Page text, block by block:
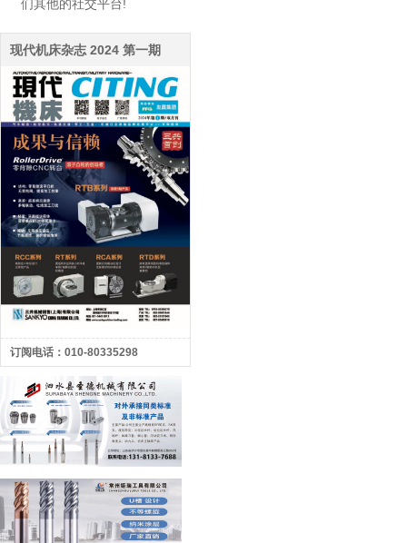
们其他的社交平台!
现代机床杂志 2024 第一期
订阅电话：010-80335298